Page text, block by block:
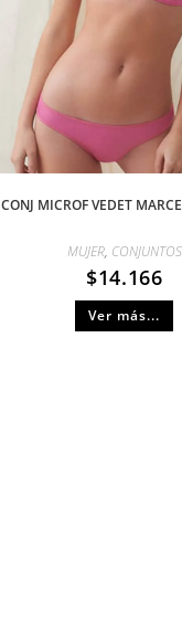
CONJ MICROF VEDET
MUJER, CONJUNTOS
$14.166
Ver más...